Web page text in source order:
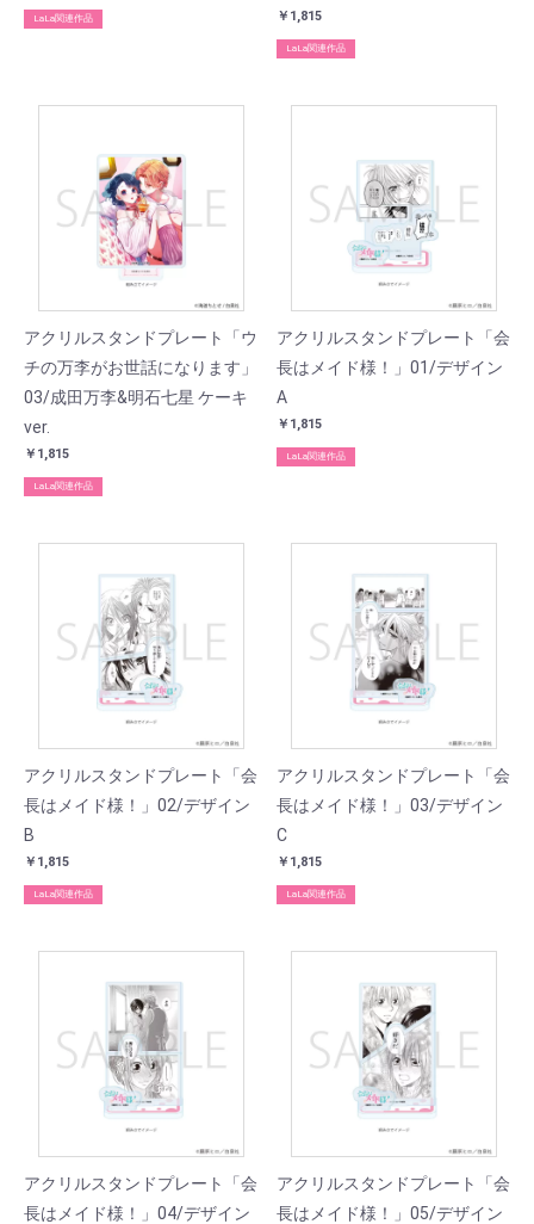
LaLa関連作品 ￥1,815
LaLa関連作品
アクリルスタンドプレート「ウ
チの万李がお世話になります」
03/成田万李&明石七星 ケーキ
ver.
￥1,815
LaLa関連作品
アクリルスタンドプレート「会
長はメイド様！」01/デザイン
A
￥1,815
LaLa関連作品
アクリルスタンドプレート「会
長はメイド様！」02/デザイン
B
￥1,815
LaLa関連作品
アクリルスタンドプレート「会
長はメイド様！」03/デザイン
C
￥1,815
LaLa関連作品
アクリルスタンドプレート「会
長はメイド様！」04/デザイン
アクリルスタンドプレート「会
長はメイド様！」05/デザイン